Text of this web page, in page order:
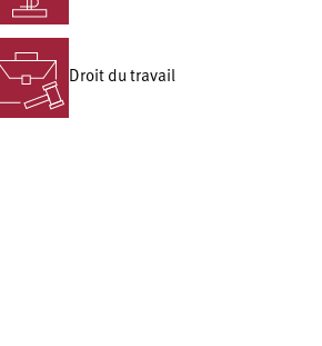
Droit du travail